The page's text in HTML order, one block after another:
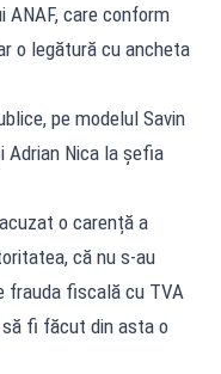
care conform
o legătură cu ancheta
pe modelul Savin
Nica la șefia
o carență a
că nu s-au
frauda fiscală cu TVA
să fi făcut din asta o